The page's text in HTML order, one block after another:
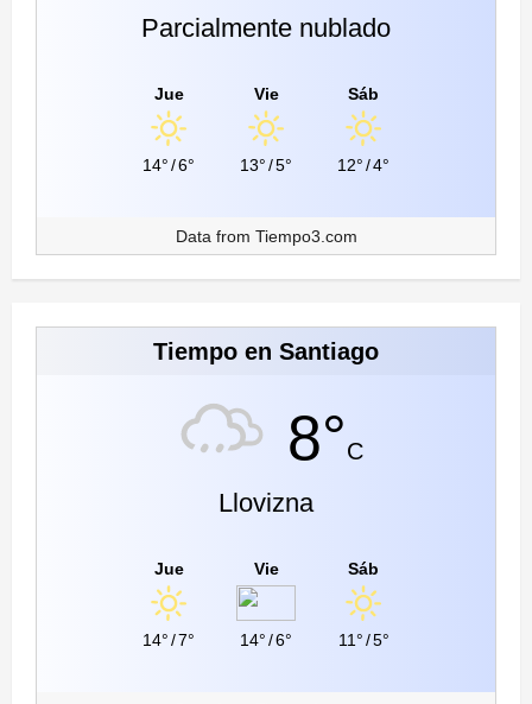
Parcialmente nublado
Jue
14°/6°
Vie
13°/5°
Sáb
12°/4°
Data from Tiempo3.com
Tiempo en Santiago
8°C
Llovizna
Jue
14°/7°
Vie
14°/6°
Sáb
11°/5°